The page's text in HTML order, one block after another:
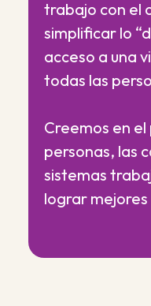
trabajo con el
simplificar lo
acceso a una
todas las
Creemos en
personas, las
sistemas
lograr